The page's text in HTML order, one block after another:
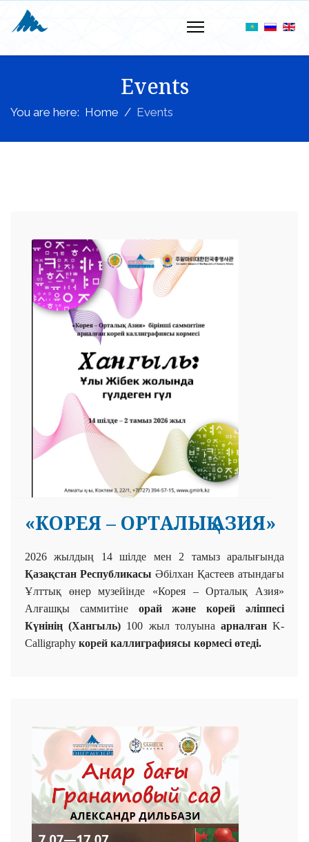
Events
You are here: Home Events
«КОРЕЯ – ОРТАЛЫҚ АЗИЯ»
2026 жылдың 14 шілде мен 2 тамыз аралығында
Қазақстан Республикасы Әбілхан Қастеев атындағы
Ұлттық өнер музейінде «Корея – Орталық Азия»
Алғашқы саммитіне орай және
корей әліппесі
Күнінің (Хангыль) 100 жыл толуына арналғанK-
Calligraphy корей каллиграфиясы көрмесі өтеді.